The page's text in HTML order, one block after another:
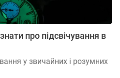
про підсвічування в
у звичайних і розумних